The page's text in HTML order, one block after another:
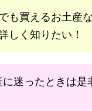
も買えるお土産な
しく知りたい！
に迷ったときは是